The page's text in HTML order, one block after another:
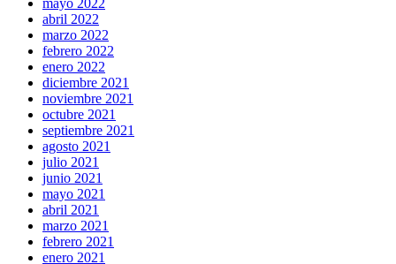
mayo 2022
abril 2022
marzo 2022
febrero 2022
enero 2022
diciembre 2021
noviembre 2021
octubre 2021
septiembre 2021
agosto 2021
julio 2021
junio 2021
mayo 2021
abril 2021
marzo 2021
febrero 2021
enero 2021